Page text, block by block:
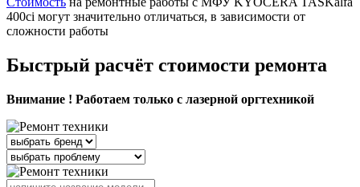
400ci могут значительно отличаться, в зависимости от
сложности работы
Быстрый расчёт стоимости ремонта
Внимание ! Работаем только с лазерной оргтехникой